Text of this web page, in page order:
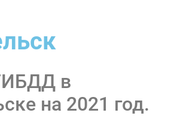
в
на 2021 год.